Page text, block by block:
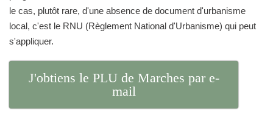
le cas, plutôt rare, d'une absence de document d'urbanisme
local, c'est le RNU (Règlement National d'Urbanisme) qui peut
s'appliquer.
J'obtiens le PLU de Marches par e-
mail